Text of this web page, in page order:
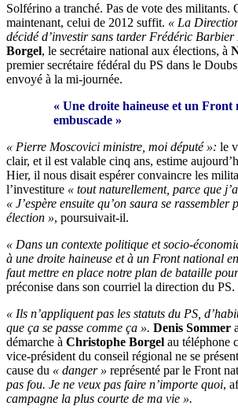
Solférino a tranché. Pas de vote des militants.
maintenant, celui de 2012 suffit. « La
décidé d’investir sans tarder Frédéric Barbier
Borgel, le secrétaire national aux élections, à
premier secrétaire fédéral du PS dans le
envoyé à la mi-journée.
« Une droite haineuse et un Front
embuscade »
« Pierre Moscovici ministre, moi député »: le
clair, et il est valable cinq ans, estime
Hier, il nous disait espérer convaincre les
l’investiture « tout naturellement, parce que
« J’espère ensuite qu’on saura se rassembler
élection », poursuivait-il.
« Dans un contexte politique et socio-
à une droite haineuse et à un Front national
faut mettre en place notre plan de bataille
préconise dans son courriel la direction du PS.
« Ils n’appliquent pas les statuts du PS,
que ça se passe comme ça ». Denis Sommer
démarche à Christophe Borgel au téléphone
vice-président du conseil régional ne se
cause du « danger » représenté par le Front
pas fou. Je ne veux pas faire n’importe quoi,
campagne la plus courte de ma vie ».